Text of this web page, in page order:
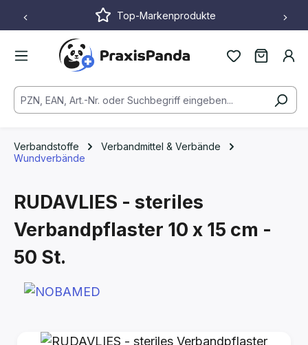
Zum Hauptinhalt springenTop-Markenprodukte
Verbandstoffe
Verbandmittel & Verbände
Wundverbände
RUDAVLIES - steriles
Verbandpflaster 10 x 15 cm -
50 St.
Bildergalerie überspringen